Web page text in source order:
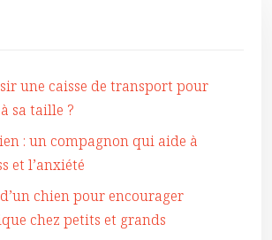
une caisse de transport pour
sa taille ?
: un compagnon qui aide à
et l’anxiété
chien pour encourager
chez petits et grands